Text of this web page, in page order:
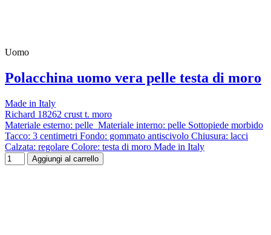
Uomo
Polacchina uomo vera pelle testa di moro
Made in Italy
Richard 18262 crust t. moro
Materiale esterno: pelle Materiale interno: pelle Sottopiede morbido
Tacco: 3 centimetri Fondo: gommato antiscivolo Chiusura: lacci
Calzata: regolare Colore: testa di moro Made in Italy
Aggiungi al carrello